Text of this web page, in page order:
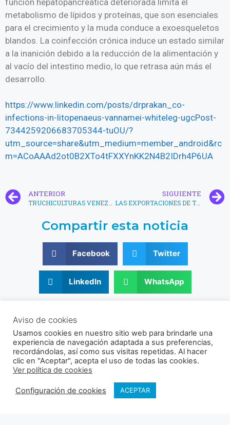
metabolismo de lípidos y proteínas, que son esenciales
para el crecimiento y la muda conduce a exoesqueletos
blandos. La coinfección crónica induce un estado similar
a la inanición debido a la reducción de la alimentación y
al vacío del intestino medio, lo que retrasa aún más el
desarrollo.
https://www.linkedin.com/posts/drprakan_co-
infections-in-litopenaeus-vannamei-whiteleg-ugcPost-
7344259206683705344-tuOU/?
utm_source=share&utm_medium=member_android&rc
m=ACoAAAd2ot0B2XTo4tFXXYnKK2N4B2IDrh4P6UA
ANTERIOR SIGUIENTE
LAS EXPORTACIONES DE TILAPIA DE BRASIL BAJO PRESIÓN POR NUEVO ARANCEL ESTADOUNIDENSE
Compartir esta noticia
Facebook Twitter
LinkedIn WhatsApp
© 2021 - 2026 Sociedad Venezolana de Acuicultura
Av. Universidad, Instituto de Zoología Agrícola, Facultad de
Agronomía UCV, Sector El Limón, Maracay, Aragua, Venezuela.
Política de cookies Política de privacidad
Aviso de cookies
Usamos cookies en nuestro sitio web para brindarle una
experiencia de navegación adaptada a sus preferencias,
recordándolas, así como sus visitas repetidas. Al hacer
clic en "Aceptar", acepta el uso de todas las cookies.
Ver política de cookies
Configuración de cookies ACEPTAR